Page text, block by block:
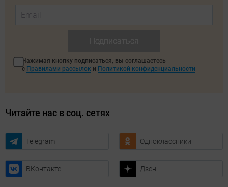
Нажимая кнопку подписаться, вы соглашаетесь
с Правилами рассылок и Политикой конфиденциальности
Читайте нас в соц. сетях
Telegram Одноклассники
ВКонтакте Дзен